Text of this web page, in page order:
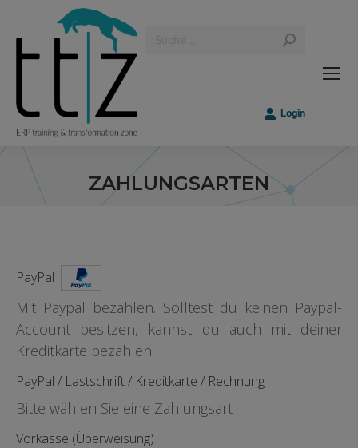
Login
ZAHLUNGSARTEN
Sie befinden sich hier:
PayPal
Mit Paypal bezahlen. Solltest du keinen Paypal-
Account besitzen, kannst du auch mit deiner
Kreditkarte bezahlen.
PayPal / Lastschrift / Kreditkarte / Rechnung
Bitte wählen Sie eine Zahlungsart
Vorkasse (Überweisung)